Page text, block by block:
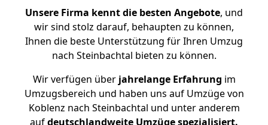
Unsere Firma kennt die besten Angebote, und
wir sind stolz darauf, behaupten zu können,
Ihnen die beste Unterstützung für Ihren Umzug
nach Steinbachtal bieten zu können.
Wir verfügen überjahrelange Erfahrung im
Umzugsbereich und haben uns auf Umzüge von
Koblenz nach Steinbachtal und unter anderem
aufdeutschlandweite Umzüge spezialisiert.